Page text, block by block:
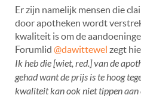
Er zijn namelijk mensen die
door apotheken wordt
kwaliteit is om de
Forumlid @dawittewel zegt
Ik heb die [wiet, red.] van de
gehad want de prijs is te hoog
kwaliteit kan ook niet tippen aan